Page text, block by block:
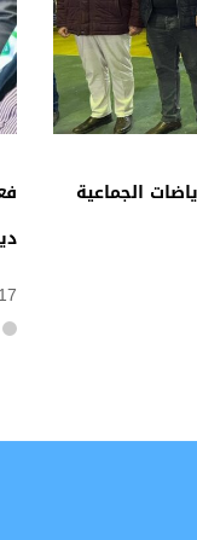
فعاليات الندوة التاريخية المقررة لاحياء ذكرى مظاهرات 11